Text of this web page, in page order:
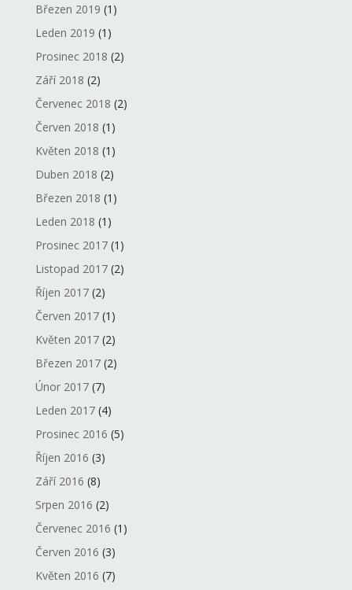
Březen 2019 (1)
Leden 2019 (1)
Prosinec 2018 (2)
Září 2018 (2)
Červenec 2018 (2)
Červen 2018 (1)
Květen 2018 (1)
Duben 2018 (2)
Březen 2018 (1)
Leden 2018 (1)
Prosinec 2017(1)
Listopad 2017(2)
Říjen 2017(2)
Červen 2017(1)
Květen 2017(2)
Březen 2017(2)
Únor 2017(7)
Leden 2017(4)
Prosinec 2016 (5)
Říjen 2016 (3)
Září 2016 (8)
Srpen 2016 (2)
Červenec 2016 (1)
Červen 2016 (3)
Květen 2016 (7)